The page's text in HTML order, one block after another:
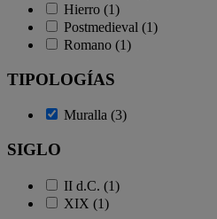
Hierro (1)
Postmedieval (1)
Romano (1)
TIPOLOGÍAS
Muralla (3)
SIGLO
II d.C. (1)
XIX (1)